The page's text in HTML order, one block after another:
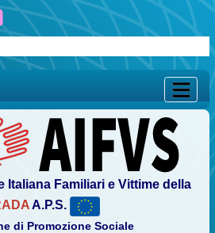
Italiana Familiari e Vittime della
A.P.S.
di Promozione Sociale